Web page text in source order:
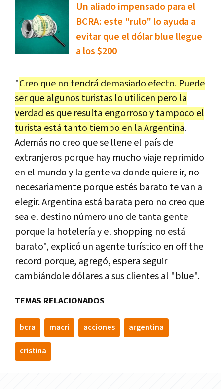
Un aliado impensado para el
BCRA: este "rulo" lo ayuda a
evitar que el dólar blue llegue
a los $200
"Creo que no tendrá demasiado efecto. Puede
ser que algunos turistas lo utilicen pero la
verdad es que resulta engorroso y tampoco el
turista está tanto tiempo en la Argentina.
Además no creo que se llene el país de
extranjeros porque hay mucho viaje reprimido
en el mundo y la gente va donde quiere ir, no
necesariamente porque estés barato te van a
elegir. Argentina está barata pero no creo que
sea el destino número uno de tanta gente
porque la hotelería y el shopping no está
barato", explicó un agente turístico en off the
record porque, agregó, espera seguir
cambiándole dólares a sus clientes al "blue".
TEMAS RELACIONADOS
bcra macri acciones argentina
cristina